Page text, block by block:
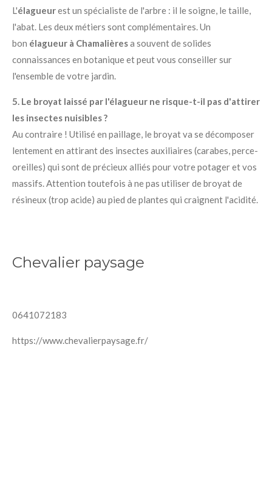
L'élagueurest un spécialiste de l'arbre : il le soigne, le taille,
l'abat. Les deux métiers sont complémentaires. Un
bon élagueur à Chamalièresa souvent de solides
connaissances en botanique et peut vous conseiller sur
l'ensemble de votre jardin.
5. Le broyat laissé par l'élagueur ne risque-t-il pas d'attirer
les insectes nuisibles ?
Au contraire ! Utilisé en paillage, le broyat va se décomposer
lentement en attirant des insectes auxiliaires (carabes, perce-
oreilles) qui sont de précieux alliés pour votre potager et vos
massifs. Attention toutefois à ne pas utiliser de broyat de
résineux (trop acide) au pied de plantes qui craignent l'acidité.
Chevalier paysage
0641072183
https://www.chevalierpaysage.fr/